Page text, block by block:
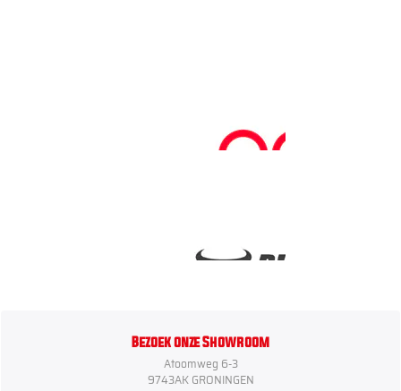
Bezoek onze Showroom
Atoomweg 6-3
9743AK GRONINGEN